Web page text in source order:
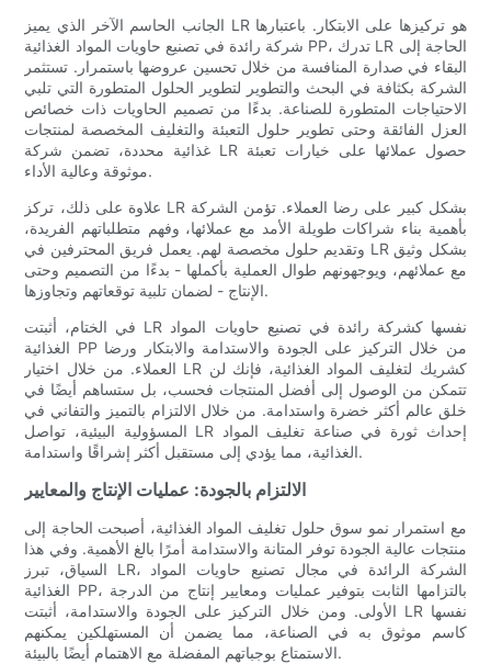
الجانب الحاسم الآخر الذي يميز LR هو تركيزها على الابتكار. باعتبارها
شركة رائدة في تصنيع حاويات المواد الغذائية PP، تدرك LR الحاجة إلى
البقاء في صدارة المنافسة من خلال تحسين عروضها باستمرار. تستثمر
الشركة بكثافة في البحث والتطوير لتطوير الحلول المتطورة التي تلبي
الاحتياجات المتطورة للصناعة. بدءًا من تصميم الحاويات ذات خصائص
العزل الفائقة وحتى تطوير حلول التعبئة والتغليف المخصصة لمنتجات
غذائية محددة، تضمن شركة LR حصول عملائها على خيارات تعبئة
موثوقة وعالية الأداء.
علاوة على ذلك، تركز LR بشكل كبير على رضا العملاء. تؤمن الشركة
بأهمية بناء شراكات طويلة الأمد مع عملائها، وفهم متطلباتهم الفريدة،
وتقديم حلول مخصصة لهم. يعمل فريق المحترفين في LR بشكل وثيق
مع عملائهم، ويوجهونهم طوال العملية بأكملها - بدءًا من التصميم وحتى
الإنتاج - لضمان تلبية توقعاتهم وتجاوزها.
في الختام، أثبتت LR نفسها كشركة رائدة في تصنيع حاويات المواد
الغذائية PP من خلال التركيز على الجودة والاستدامة والابتكار ورضا
العملاء. من خلال اختيار LR كشريك لتغليف المواد الغذائية، فإنك لن
تتمكن من الوصول إلى أفضل المنتجات فحسب، بل ستساهم أيضًا في
خلق عالم أكثر خضرة واستدامة. من خلال الالتزام بالتميز والتفاني في
المسؤولية البيئية، تواصل LR إحداث ثورة في صناعة تغليف المواد
الغذائية، مما يؤدي إلى مستقبل أكثر إشراقًا واستدامة.
الالتزام بالجودة: عمليات الإنتاج والمعايير
مع استمرار نمو سوق حلول تغليف المواد الغذائية، أصبحت الحاجة إلى
منتجات عالية الجودة توفر المتانة والاستدامة أمرًا بالغ الأهمية. وفي هذا
السياق، تبرز LR، الشركة الرائدة في مجال تصنيع حاويات المواد
الغذائية PP، بالتزامها الثابت بتوفير عمليات ومعايير إنتاج من الدرجة
الأولى. ومن خلال التركيز على الجودة والاستدامة، أثبتت LR نفسها
كاسم موثوق به في الصناعة، مما يضمن أن المستهلكين يمكنهم
الاستمتاع بوجباتهم المفضلة مع الاهتمام أيضًا بالبيئة.